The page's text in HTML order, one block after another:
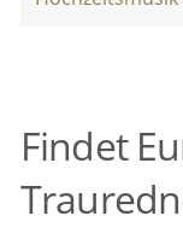
Findet